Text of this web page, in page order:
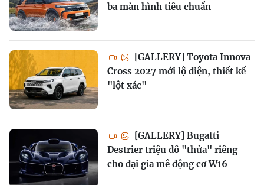
ba màn hình tiêu chuẩn
[GALLERY] Toyota Innova
Cross 2027 mới lộ diện, thiết kế
"lột xác"
[GALLERY] Bugatti
Destrier triệu đô "thửa" riêng
cho đại gia mê động cơ W16